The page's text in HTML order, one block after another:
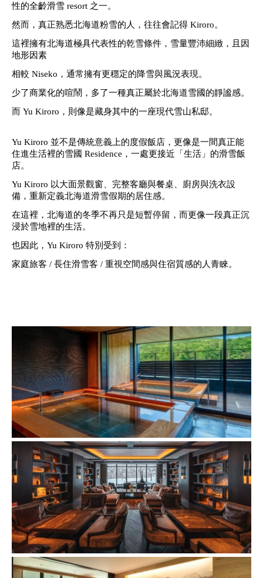
性的全齡滑雪 resort 之一。
然而，真正熟悉北海道粉雪的人，往往會記得 Kiroro。
這裡擁有北海道極具代表性的乾雪條件，雪量豐沛細緻，且因
地形因素
相較 Niseko，通常擁有更穩定的降雪與風況表現。
少了商業化的喧鬧，多了一種真正屬於北海道雪國的靜謐感。
而 Yu Kiroro，則像是藏身其中的一座現代雪山私邸。
Yu Kiroro 並不是傳統意義上的度假飯店， 更像是一間真正能
住進生活裡的雪國 Residence，一處更接近「生活」的滑雪飯
店。
Yu Kiroro 以大面景觀窗、完整客廳與餐桌、廚房與洗衣設
備，重新定義北海道滑雪假期的居住感。
在這裡，北海道的冬季不再只是短暫停留，而更像一段真正沉
浸於雪地裡的生活。
也因此，Yu Kiroro 特別受到：
家庭旅客 / 長住滑雪客 / 重視空間感與住宿質感的人青睞。